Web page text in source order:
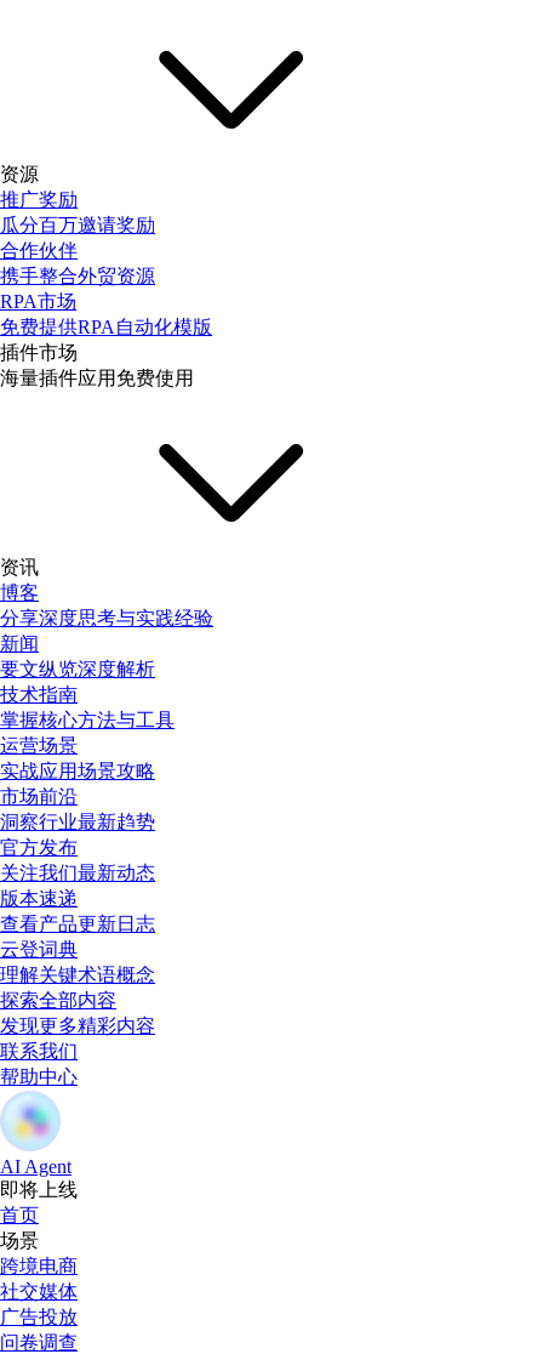
资源
推广奖励
瓜分百万邀请奖励
合作伙伴
携手整合外贸资源
RPA市场
免费提供RPA自动化模版
插件市场
海量插件应用免费使用
资讯
博客
分享深度思考与实践经验
新闻
要文纵览深度解析
技术指南
掌握核心方法与工具
运营场景
实战应用场景攻略
市场前沿
洞察行业最新趋势
官方发布
关注我们最新动态
版本速递
查看产品更新日志
云登词典
理解关键术语概念
探索全部内容
发现更多精彩内容
联系我们
帮助中心
AI Agent
即将上线
首页
场景
跨境电商
社交媒体
广告投放
问卷调查